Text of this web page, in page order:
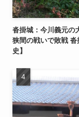
沓掛城：今川義元の
狭間の戦いで敗戦
史】